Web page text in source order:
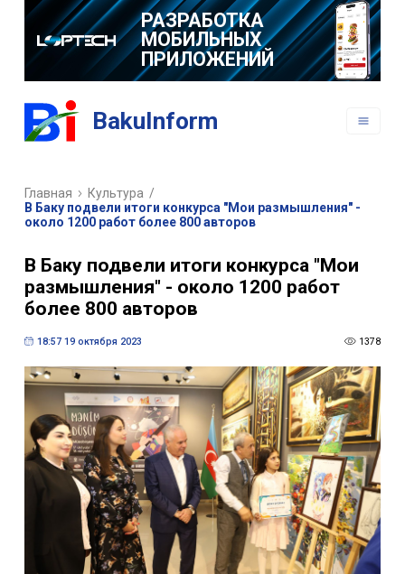
РАЗРАБОТКА
ВЕБ САЙТОВ
МОБИЛЬНЫХ
BakuInform
Главная Культура /
В Баку подвели итоги конкурса "Мои размышления" -
около 1200 работ более 800 авторов
В Баку подвели итоги конкурса "Мои
размышления" - около 1200 работ
более 800 авторов
18:57 19 октября 2023 1378